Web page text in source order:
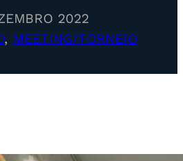
2022
, MEETING/TORNEIO